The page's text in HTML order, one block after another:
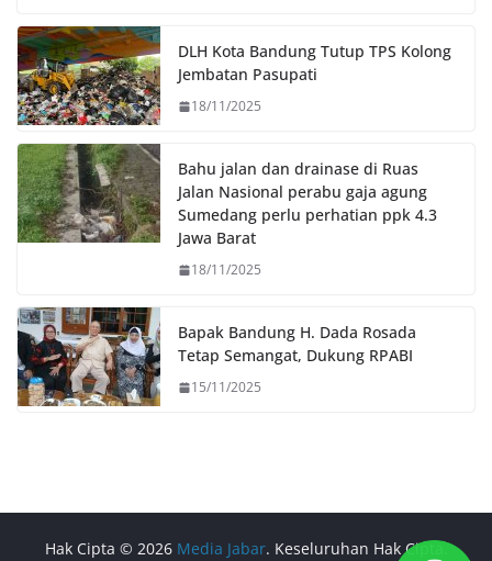
o
k
r
p
p
n
k
DLH Kota Bandung Tutup TPS Kolong
Jembatan Pasupati
18/11/2025
Bahu jalan dan drainase di Ruas
Jalan Nasional perabu gaja agung
Sumedang perlu perhatian ppk 4.3
Jawa Barat
18/11/2025
Bapak Bandung H. Dada Rosada
Tetap Semangat, Dukung RPABI
15/11/2025
Hak Cipta © 2026 Media Jabar. Keseluruhan Hak Cipta.